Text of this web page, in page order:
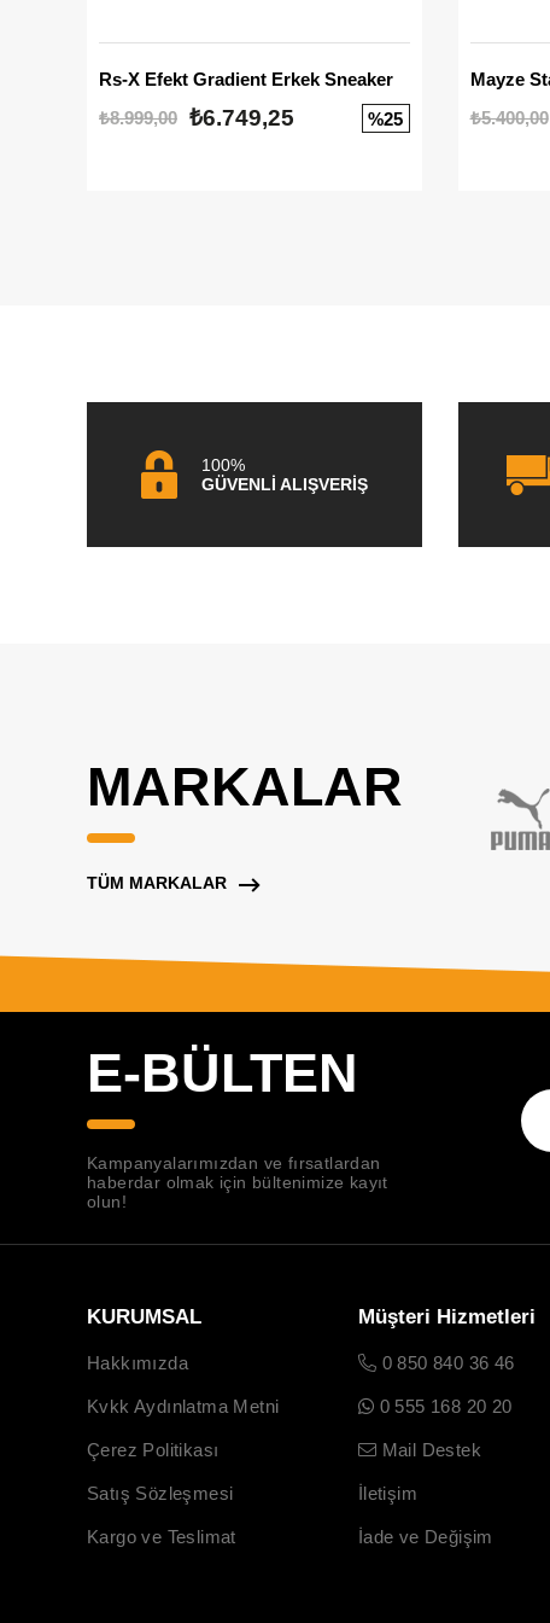
Rs-X Efekt Gradient Erkek Sneaker
₺8.999,00 ₺6.749,25 %25
₺5.400,00
100%
GÜVENLİ ALIŞVERİŞ
MARKALAR
TÜM MARKALAR
E-BÜLTEN
Kampanyalarımızdan ve fırsatlardan
haberdar olmak için bültenimize kayıt
olun!
KURUMSAL
Hakkımızda
Kvkk Aydınlatma Metni
Çerez Politikası
Satış Sözleşmesi
Kargo ve Teslimat
Müşteri Hizmetleri
0 850 840 36 46
0 555 168 20 20
Mail Destek
İletişim
İade ve Değişim